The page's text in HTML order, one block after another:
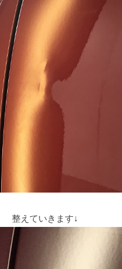
整えていきます↓